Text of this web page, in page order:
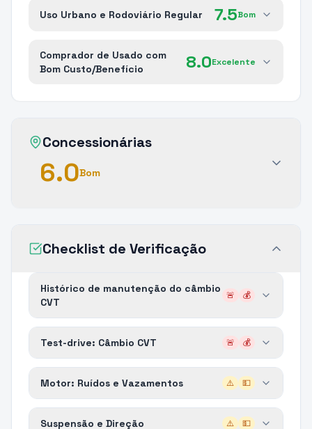
Uso Urbano e Rodoviário Regular 7.5Bom
Comprador de Usado com
Bom Custo/Benefício
8.0Excelente
Concessionárias
6.0Bom
Checklist de Verificação
Histórico de manutenção do câmbio
CVT
🚨 💰
Test-drive: Câmbio CVT 🚨 💰
Motor: Ruídos e Vazamentos ⚠️ 💵
Suspensão e Direção ⚠️ 💵